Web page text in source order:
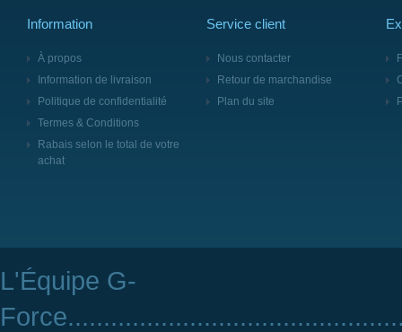
Information
À propos
Information de livraison
Politique de confidentialité
Termes & Conditions
Rabais selon le total de votre
achat
Service client
Nous contacter
Retour de marchandise
Plan du site
L'Équipe G-
Force